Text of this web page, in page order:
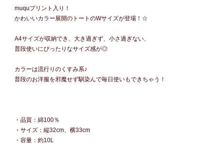
muquプリント入り！
かわいいカラー展開のトートのWサイズが登場！☆
A4サイズが収納でき、大き過ぎず、小さ過ぎない、
普段使いにぴったりなサイズ感が◎
カラーは流行りのくすみ系♪
普段のお洋服を邪魔せず馴染んで毎日使いもできちゃう！
・品質：綿100％
・サイズ：縦32cm、横33cm
・容量：約10L